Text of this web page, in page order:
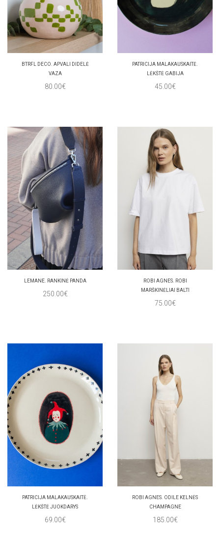
BTRFL DECO. APVALI DIDELĖ
VAZA
80.00€
PATRICIJA MALAKAUSKAITĖ.
LĖKŠTĖ GABIJA
45.00€
LEMANE. RANKINĖ PANDA
250.00€
ROBI AGNES. ROBI
MARŠKINĖLIAI BALTI
75.00€
PATRICIJA MALAKAUSKAITĖ.
LĖKŠTĖ JUOKDARYS
69.00€
ROBI AGNES. ODILE KELNĖS
CHAMPAGNE
185.00€